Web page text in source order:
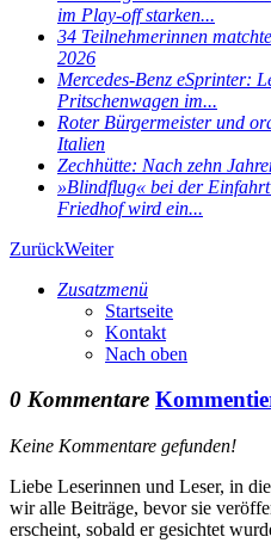
im Play-off starken...
34 Teilnehmerinnen
2026
Mercedes-Benz eSprinter:
Pritschenwagen im...
Roter Bürgermeister und
Italien
Zechhütte: Nach zehn
»Blindflug« bei der
Friedhof wird ein...
ZurückWeiter
Zusatzmenü
Startseite
Kontakt
Nach oben
0 Kommentare
Keine Kommentare gefunden!
Liebe Leserinnen und Leser, in
wir alle Beiträge, bevor sie
erscheint, sobald er gesichtet